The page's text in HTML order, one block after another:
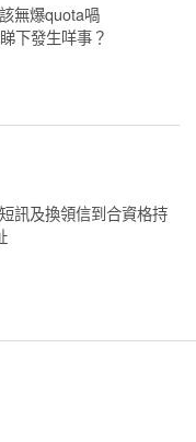
無爆quota喎
下發生咩事？
訊及換領信到合資格持